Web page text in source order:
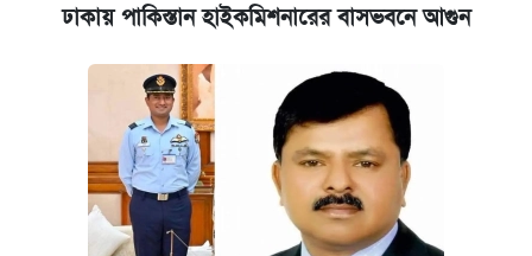
ঢাকায় পাকিস্তান হাইকমিশনারের বাসভবনে আগুন